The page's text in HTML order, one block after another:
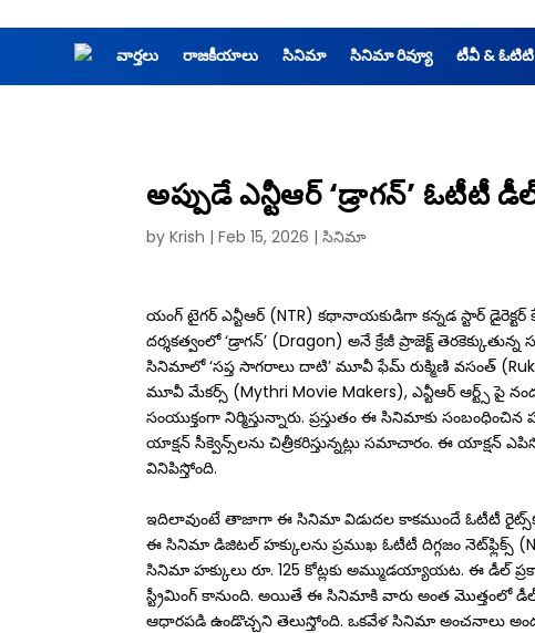
వార్తలు రాజకీయాలు సినిమా సినిమా రివ్యూ టీవీ & ఓటిటి
అప్పుడే ఎన్టీఆర్ ‘డ్రాగ‌న్’ ఓటీటీ
by Krish | Feb 15, 2026 | సినిమా
యంగ్ టైగర్ ఎన్టీఆర్ (NTR) కథానాయకుడిగా క‌న్న‌డ స్టార్
దర్శకత్వంలో ‘డ్రాగన్’ (Dragon) అనే క్రేజీ ప్రాజెక్ట్
సినిమాలో ‘సప్త సాగరాలు దాటి’ మూవీ ఫేమ్ రుక్మిణి వసంత్
మూవీ మేకర్స్‌ (Mythri Movie Makers), ఎన్టీఆర్‌ ఆర్ట్స్‌ పై
సంయుక్తంగా నిర్మిస్తున్నారు. ప్రస్తుతం ఈ సినిమాకు
యాక్షన్ సీక్వెన్స్‌లను చిత్రీకరిస్తున్నట్లు సమాచారం. ఈ యాక్షన్
వినిపిస్తోంది.
ఇదిలావుంటే తాజాగా ఈ సినిమా విడుద‌ల కాక‌ముందే ఓటీటీ
ఈ సినిమా డిజిటల్‌ హక్కులను ప్ర‌ముఖ ఓటీటీ దిగ్గ‌జం నెట్‌ఫ్లిక్స్‌
సినిమా హక్కులు రూ. 125 కోట్లకు అమ్ముడయ్యాయట. ఈ డీల్
స్ట్రీమింగ్ కానుంది. అయితే ఈ సినిమాకి వారు అంత మొత్తంలో
ఆధారపడి ఉండొచ్చని తెలుస్తోంది. ఒకవేళ సినిమా అంచనాలు